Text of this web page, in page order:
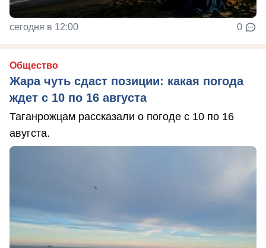
сегодня в 12:00 0
Общество
Жара чуть сдаст позиции: какая погода
ждет с 10 по 16 августа
Таганрожцам рассказали о погоде с 10 по 16
авугста.